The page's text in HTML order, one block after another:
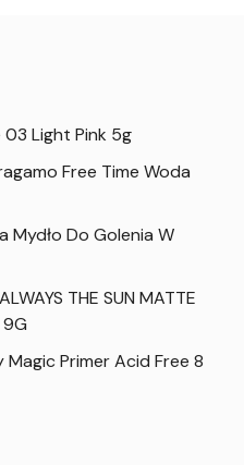
03 Light Pink 5g
Free Time Woda
Mydło Do Golenia W
THE SUN MATTE
9G
Magic Primer Acid Free 8